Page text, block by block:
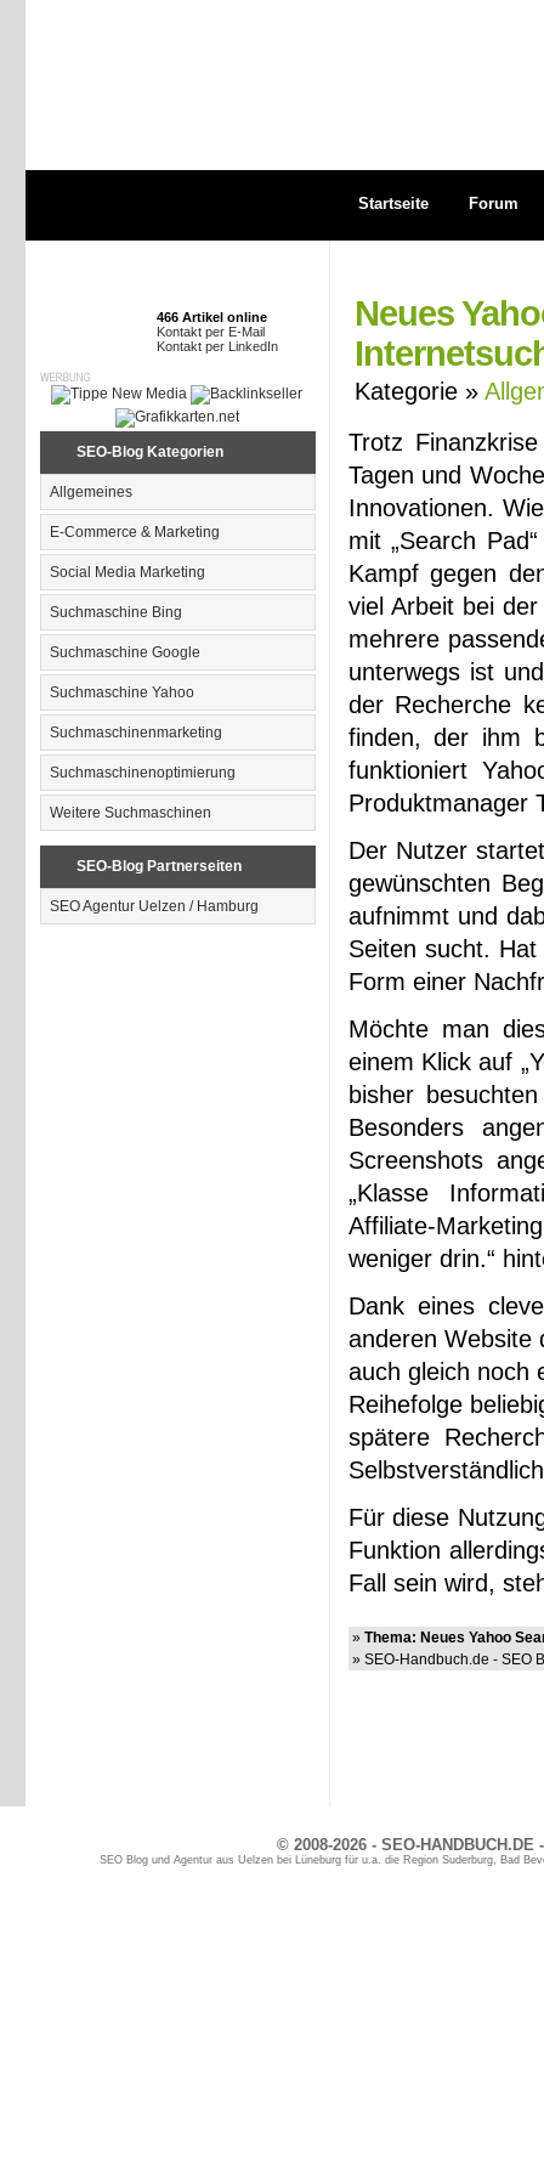
Startseite Forum
466 Artikel online
Kontakt per E-Mail
Kontakt per LinkedIn
SEO-Blog Kategorien
Allgemeines
E-Commerce & Marketing
Social Media Marketing
Suchmaschine Bing
Suchmaschine Google
Suchmaschine Yahoo
Suchmaschinenmarketing
Suchmaschinenoptimierung
Weitere Suchmaschinen
SEO-Blog Partnerseiten
SEO Agentur Uelzen / Hamburg
Neues
Kategorie »
Trotz
Tagen und
Innovationen.
mit „Search
Kampf gegen
viel Arbeit bei
mehrere
unterwegs ist
der Recherche
finden, der ihm
funktioniert
Produktmanager
Der Nutzer
gewünschten
aufnimmt und
Seiten sucht.
Form einer
Möchte man
einem Klick auf
bisher
Besonders
Screenshots
„Klasse
Affiliate-
weniger drin.“
Dank eines
anderen Website
auch gleich noch
Reihefolge
spätere
Für diese
Funktion
Fall sein wird,
» Thema: Neues Yahoo
» SEO-Handbuch.de - SEO
© 2008-2026 - SEO-
SEO Blog und Agentur aus Uelzen bei Lüneburg für u.a. die Region Suderburg, Bad